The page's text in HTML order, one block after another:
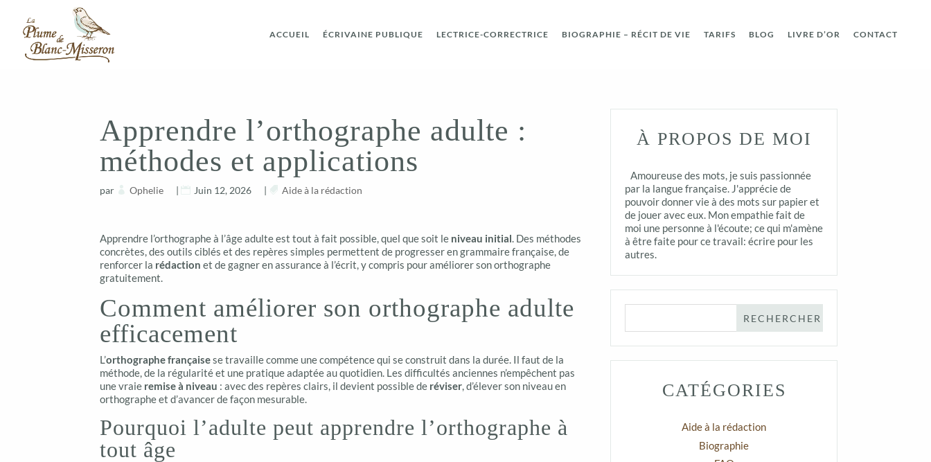
ACCUEIL ÉCRIVAINE PUBLIQUE LECTRICE-CORRECTRICE BIOGRAPHIE – RÉCIT DE VIE TARIFS BLOG LIVRE D’OR CONTACT
Apprendre l’orthographe adulte :
méthodes et applications
par Ophelie | Juin 12, 2026 | Aide à la rédaction
Apprendre l’orthographe à l’âge adulte est tout à fait possible, quel que soit le niveau initial. Des méthodes
concrètes, des outils ciblés et des repères simples permettent de progresser en grammaire française, de
renforcer la rédaction et de gagner en assurance à l’écrit, y compris pour améliorer son orthographe
gratuitement.
Comment améliorer son orthographe adulte
efficacement
L’orthographe françaisese travaille comme une compétence qui se construit dans la durée. Il faut de la
méthode, de la régularité et une pratique adaptée au quotidien. Les difficultés anciennes n’empêchent pas
une vraie remise à niveau : avec des repères clairs, il devient possible de réviser, d’élever son niveau en
orthographe et d’avancer de façon mesurable.
Pourquoi l’adulte peut apprendre l’orthographe à
tout âge
À PROPOS DE MOI
Amoureuse des mots, je suis passionnée
par la langue française. J'apprécie de
pouvoir donner vie à des mots sur papier et
de jouer avec eux. Mon empathie fait de
moi une personne à l'écoute; ce qui m'amène
à être faite pour ce travail: écrire pour les
autres.
CATÉGORIES
Aide à la rédaction
Biographie